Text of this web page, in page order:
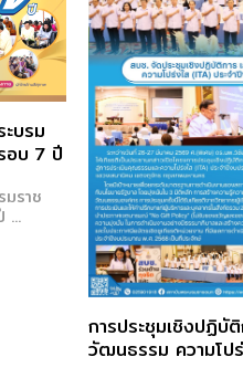
บรม
อบ 7 ปี
มราช
...
การประชุมเชิงปฏิบั
วัฒนธรรม ความโป